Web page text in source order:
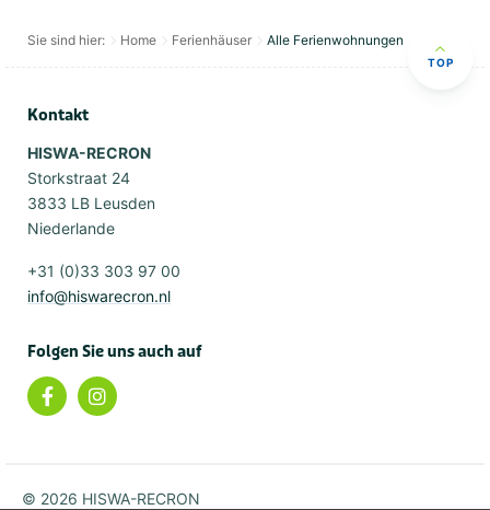
Sie sind hier: Home Ferienhäuser Alle Ferienwohnungen
TOP
Kontakt
HISWA-RECRON
Storkstraat 24
3833 LB Leusden
Niederlande
+31 (0)33 303 97 00
info@hiswarecron.nl
Folgen Sie uns auch auf
© 2026 HISWA-RECRON